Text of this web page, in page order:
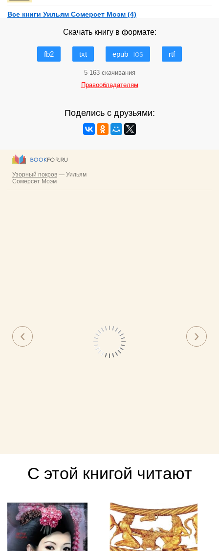
Все книги Уильям Сомерсет Моэм (4)
Скачать книгу в формате:
fb2 txt epub iOS rtf
5 163 скачивания
Правообладателям
Поделись с друзьями:
С этой книгой читают